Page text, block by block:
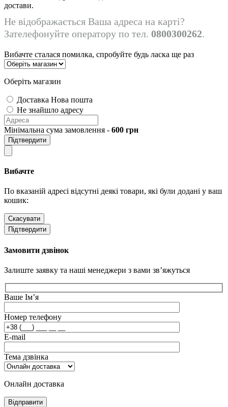
достави.
Не відображається Ваша адреса на карті?
Зателефонуйте оператору по тел. 0800300262.
Вибачте сталася помилка, спробуйте будь ласка ще раз
Оберіть магазин
Доставка Нова пошта
Не знайшло адресу
Мінімальна сума замовлення - 600 грн
Підтвердити
Вибачте
По вказаній адресі відсутні деякі товари, які були додані у ваш
кошик:
Скасувати
Підтвердити
Замовити дзвінок
Залиште заявку та наші менеджери з вами зв’яжуться
Ваше Ім’я
Номер телефону
E-mail
Тема дзвінка
Онлайн доставка
Відправити